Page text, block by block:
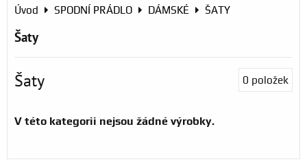
Úvod SPODNÍ PRÁDLO DÁMSKÉ ŠATY
Šaty
Šaty 0 položek